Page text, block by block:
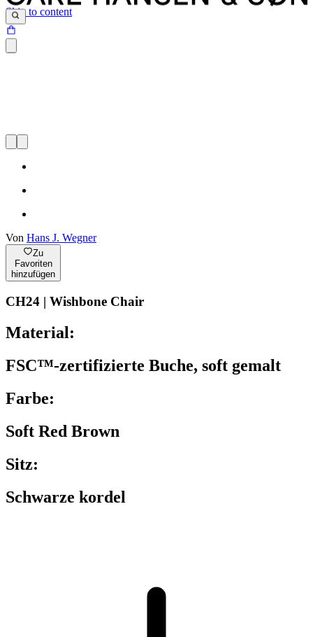
Skip to content
Von Hans J. Wegner
Zu
Favoriten
hinzufügen
CH24 | Wishbone Chair
Material:
FSC™-zertifizierte Buche, soft gemalt
Farbe:
Soft Red Brown
Sitz:
Schwarze kordel